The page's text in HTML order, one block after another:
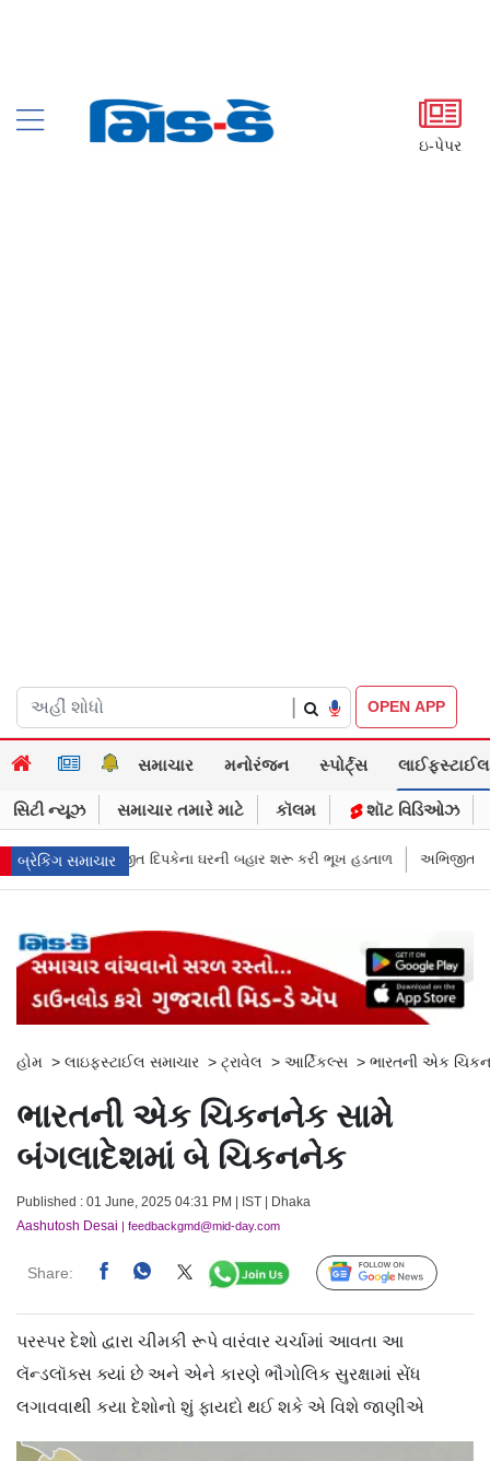
ઇ-પેપર
OPEN APP
સમાચાર મનોરંજન સ્પોર્ટ્સ લાઈફસ્ટાઈલ
સિટી ન્યૂઝ સમાચાર તમારે માટે કૉલમ શૉટ વિડિઓઝ
બ્રેકિંગ સમાચાર
દિપકેના ઘરની બહાર શરૂ કરી ભૂખ હડતાળ અભિજીત દિપકેએ CJPની નવી
હોમ > લાઇફસ્ટાઈલ સમાચાર > ટ્રાવેલ > આર્ટિકલ્સ > ભારતની એક
ભારતની એક ચિકનનેક સામે
બંગલાદેશમાં બે ચિકનનેક
Published : 01 June, 2025 04:31 PM | IST | Dhaka
Aashutosh Desai | feedbackgmd@mid-day.com
Share: Follow Us
પરસ્પર દેશો દ્વારા ચીમકી રૂપે વારંવાર ચર્ચામાં આવતા આ
લૅન્ડલૉક્સ ક્યાં છે અને એને કારણે ભૌગોલિક સુરક્ષામાં સેંધ
લગાવવાથી કયા દેશોનો શું ફાયદો થઈ શકે એ વિશે જાણીએ